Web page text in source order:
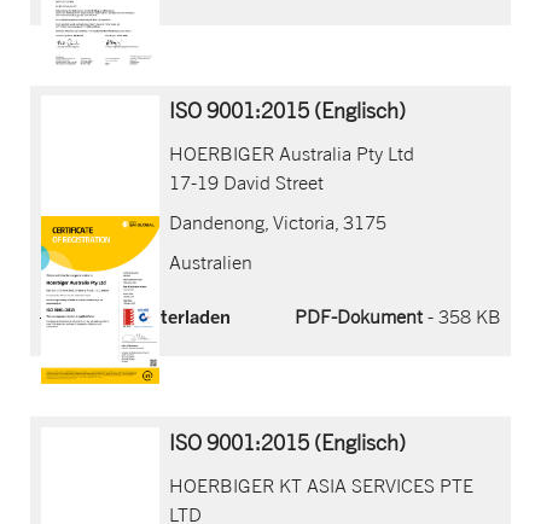
ISO 9001:2015 (Englisch)
HOERBIGER Australia Pty Ltd
17-19 David Street
Dandenong, Victoria, 3175
Australien
Jetzt herunterladen PDF-Dokument- 358 KB
ISO 9001:2015 (Englisch)
HOERBIGER KT ASIA SERVICES PTE
LTD